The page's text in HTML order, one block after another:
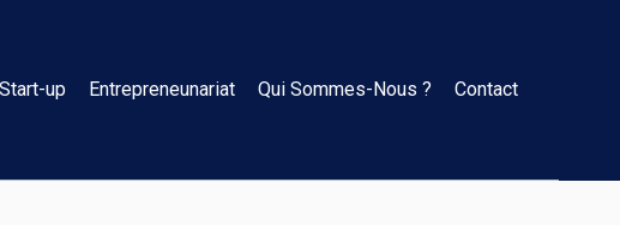
Start-up Entrepreneunariat Qui Sommes-Nous ? Contact